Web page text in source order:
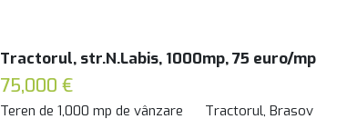
Tractorul, str.N.Labis, 1000mp, 75 euro/mp
75,000 €
Teren de 1,000 mp de vânzare Tractorul, Brasov